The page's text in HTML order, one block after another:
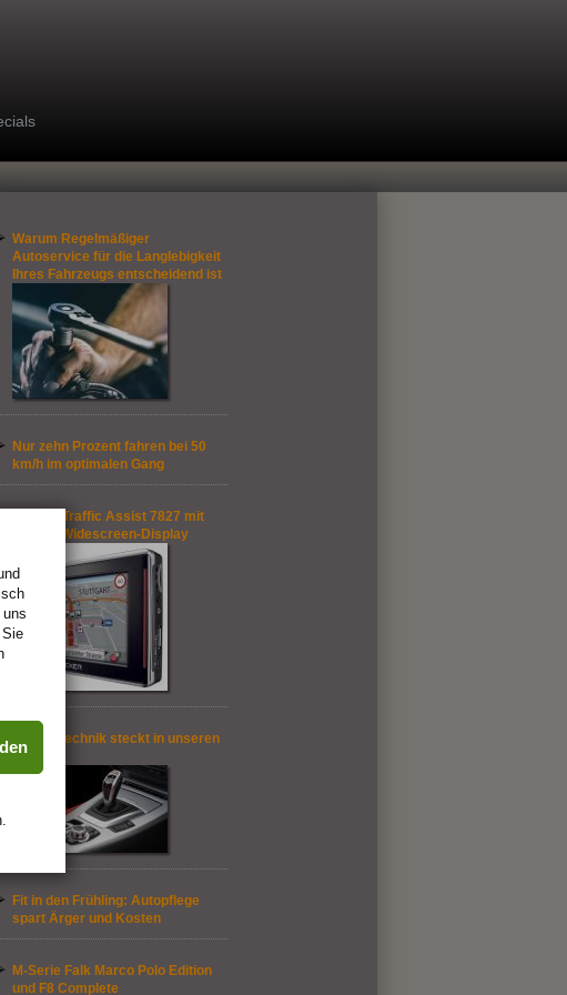
Warum Regelmäßiger
Autoservice für die Langlebigkeit
Ihres Fahrzeugs entscheidend ist
Nur zehn Prozent fahren bei 50
km/h im optimalen Gang
Becker Traffic Assist 7827 mit
4,3-Zoll Widescreen-Display
So viel Technik steckt in unseren
Autos
Fit in den Frühling: Autopflege
spart Ärger und Kosten
M-Serie Falk Marco Polo Edition
und F8 Complete